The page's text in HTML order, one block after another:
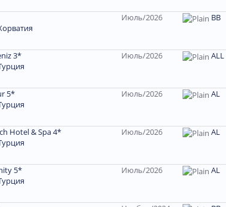
Июль/2026 ВВ
3*
Июль/2026 ALL
5*
Июль/2026 AL
Hotel & Spa 4*
Июль/2026 AL
5*
Июль/2026 AL